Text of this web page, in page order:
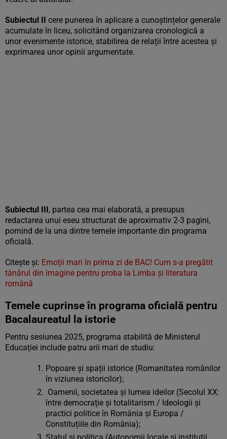
Subiectul II
cere punerea în aplicare a cunoștințelor generale
acumulate în liceu, solicitând organizarea cronologică a
unor evenimente istorice, stabilirea de relații între acestea și
exprimarea unor opinii argumentate.
Subiectul III , partea cea mai elaborată, a presupus
redactarea unui eseu structurat de aproximativ 2-3 pagini,
pornind de la una dintre temele importante din programa
oficială.
Citește și: Emoții mari în prima zi de BAC! Cum s-a pregătit
tânărul din imagine pentru proba la Limba și literatura
română
Temele cuprinse în programa oficială pentru
Bacalaureatul la istorie
Pentru sesiunea 2025, programa stabilită de Ministerul
Educației include patru arii mari de studiu:
Popoare și spații istorice (Romanitatea românilor
în viziunea istoricilor);
Oamenii, societatea și lumea ideilor (Secolul XX:
între democrație și totalitarism / Ideologii și
practici politice în România și Europa /
Constituțiile din România);